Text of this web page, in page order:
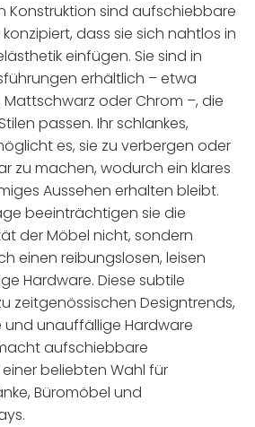
Konstruktion sind aufschiebbare
dass sie sich nahtlos in
einfügen. Sie sind in
erhältlich – etwa
Mattschwarz oder Chrom –, die
passen. Ihr schlankes,
es, sie zu verbergen oder
zu machen, wodurch ein klares
Aussehen erhalten bleibt.
beeinträchtigen sie die
der Möbel nicht, sondern
einen reibungslosen, leisen
Hardware. Diese subtile
zeitgenössischen Designtrends,
und unauffällige Hardware
aufschiebbare
beliebten Wahl für
Büromöbel und